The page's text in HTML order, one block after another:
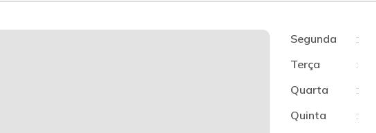
Segunda :
Terça
:
Quarta
:
Quinta
: